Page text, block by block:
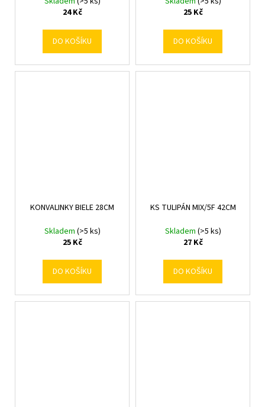
24 Kč
DO KOŠÍKU
25 Kč
DO KOŠÍKU
KONVALINKY BIELE 28CM
Skladem (>5 ks)
25 Kč
DO KOŠÍKU
KS TULIPÁN MIX/5F 42CM
Skladem (>5 ks)
27 Kč
DO KOŠÍKU